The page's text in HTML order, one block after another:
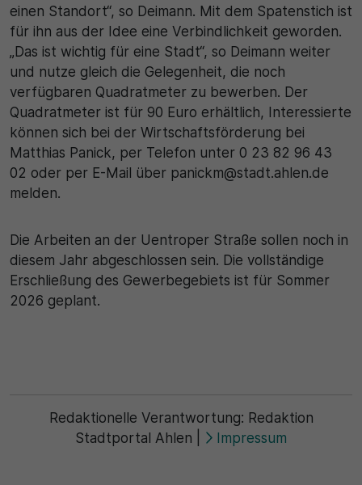
einen Standort“, so Deimann. Mit dem Spatenstich ist
für ihn aus der Idee eine Verbindlichkeit geworden.
„Das ist wichtig für eine Stadt“, so Deimann weiter
und nutze gleich die Gelegenheit, die noch
verfügbaren Quadratmeter zu bewerben. Der
Quadratmeter ist für 90 Euro erhältlich, Interessierte
können sich bei der Wirtschaftsförderung bei
Matthias Panick, per Telefon unter 0 23 82 96 43
02 oder per E-Mail über panickm@stadt.ahlen.de
melden.
Die Arbeiten an der Uentroper Straße sollen noch in
diesem Jahr abgeschlossen sein. Die vollständige
Erschließung des Gewerbegebiets ist für Sommer
2026 geplant.
Redaktionelle Verantwortung: Redaktion
Stadtportal Ahlen
Impressum